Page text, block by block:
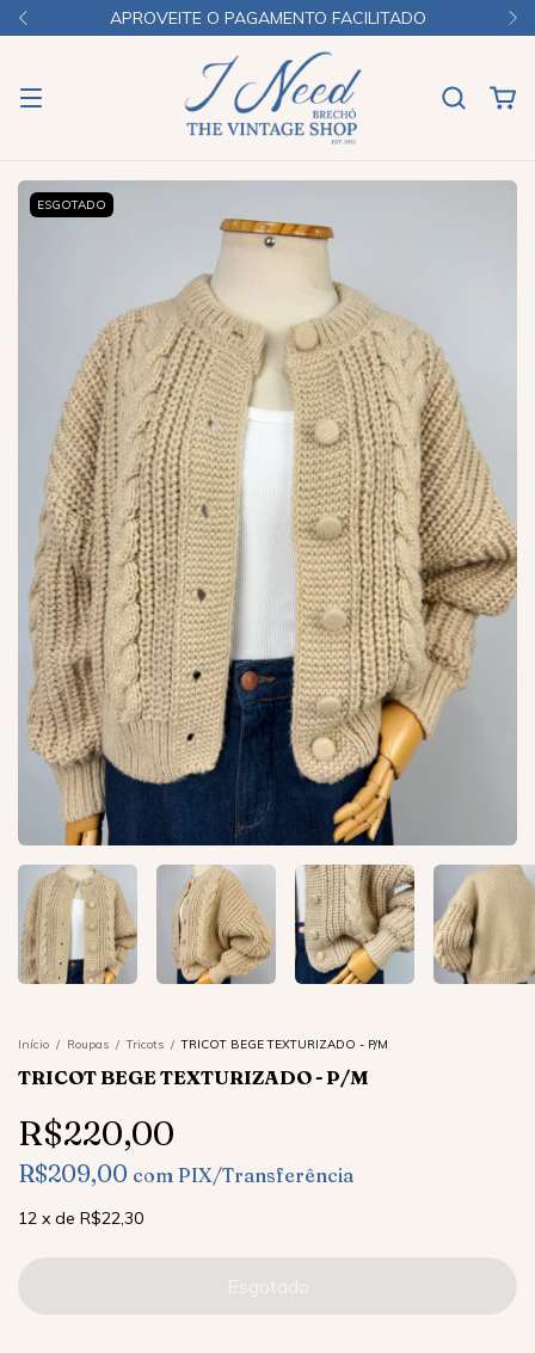
APROVEITE O PAGAMENTO FACILITADO
ESGOTADO
Início / Roupas / Tricots / TRICOT BEGE TEXTURIZADO - P/M
TRICOT BEGE TEXTURIZADO - P/M
R$220,00
R$209,00 com PIX/Transferência
12 x de R$22,30